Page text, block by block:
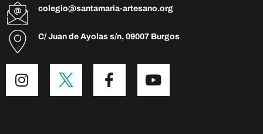
colegio@santamaria-artesano.org
C/ Juan de Ayolas s/n, 09007 Burgos